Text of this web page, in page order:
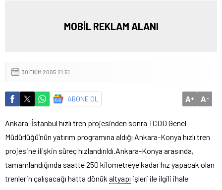
MOBİL REKLAM ALANI
30 EKIM 2005 21:51
ABONE OL A+ A-
Ankara-İstanbul hızlı tren projesinden sonra TCDD Genel
Müdürlüğü’nün yatırım programına aldığı Ankara-Konya hızlı tren
projesine ilişkin süreç hızlandırıldı.Ankara-Konya arasında,
tamamlandığında saatte 250 kilometreye kadar hız yapacak olan
trenlerin çalışacağı hatta dönük altyapı işleri ile ilgili ihale